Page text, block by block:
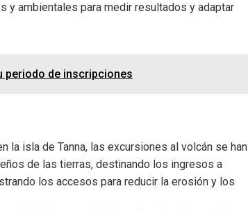
y ambientales para medir resultados y adaptar
periodo de inscripciones
la isla de Tanna, las excursiones al volcán se han
de las tierras, destinando los ingresos a
los accesos para reducir la erosión y los